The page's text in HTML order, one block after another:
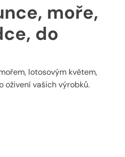
moře,
do
lotosovým květem,
oživení vašich výrobků.